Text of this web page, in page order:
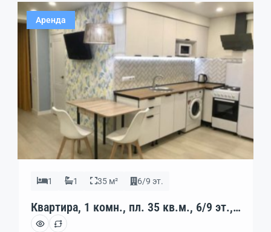
Аренда
1 1 35 м² 6/9 эт.
Квартира, 1 комн., пл. 35 кв.м., 6/9 эт.,
код: 397301